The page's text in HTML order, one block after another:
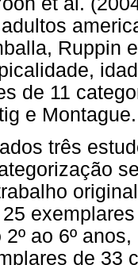
Ruppin
de 11
e Montague.
três
ao 6º
de 33